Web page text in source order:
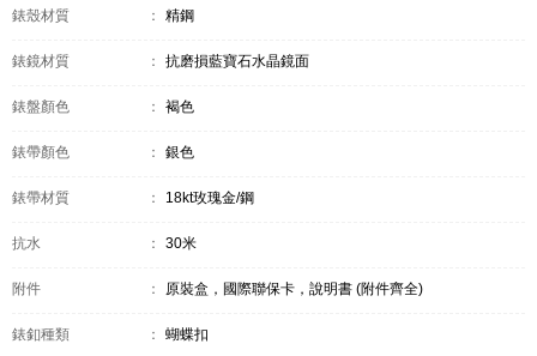
錶殼材質 ： 精鋼
錶鏡材質 ： 抗磨損藍寶石水晶鏡面
錶盤顏色 ： 褐色
錶帶顏色 ： 銀色
錶帶材質 ： 18kt玫瑰金/鋼
抗水 ： 30米
附件 ： 原裝盒，國際聯保卡，說明書 (附件齊全)
錶釦種類 ： 蝴蝶扣